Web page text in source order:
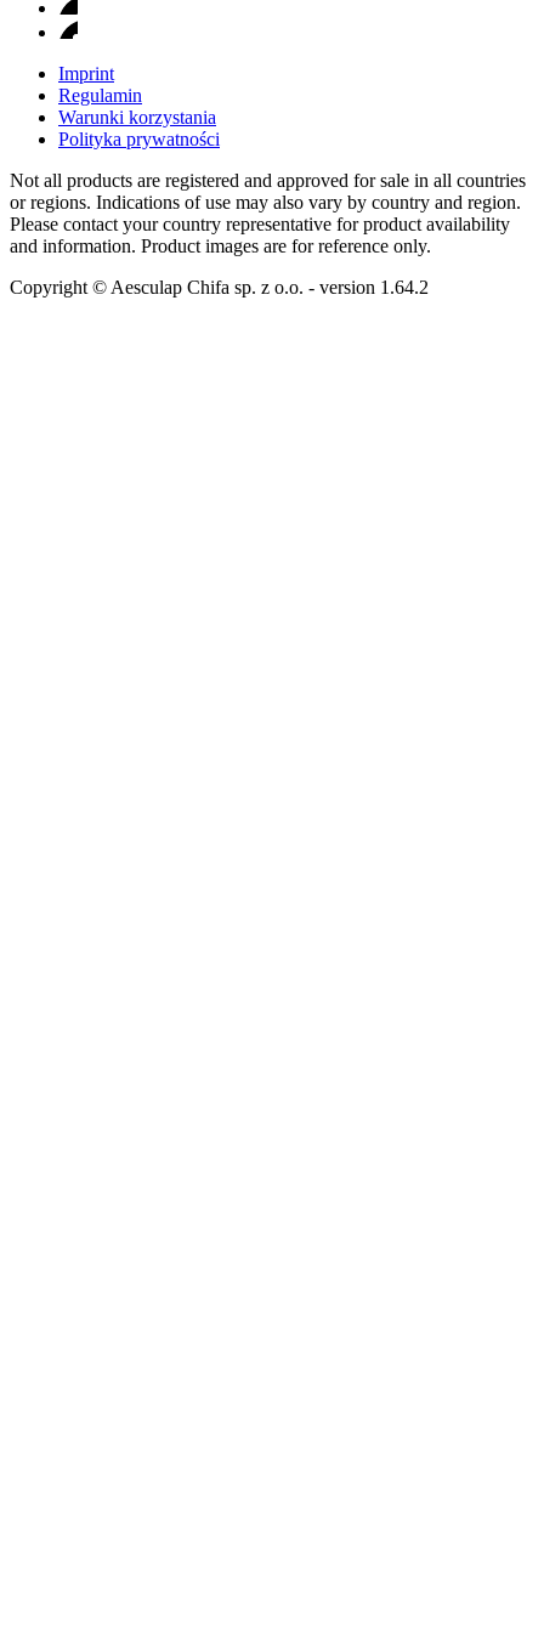
Imprint
Regulamin
Warunki korzystania
Polityka prywatności
Not all products are registered and approved for sale in all countries
or regions. Indications of use may also vary by country and region.
Please contact your country representative for product availability
and information. Product images are for reference only.
Copyright © Aesculap Chifa sp. z o.o. - version 1.64.2